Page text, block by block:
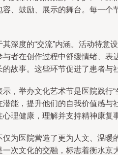
、鼓励、展示的舞台。每一
深度的“交流”内涵。活动特意
者在创作过程中舒缓情绪、
故事。这些环节促进了患者与
，举办文化艺术节是医院践
能，提升他们的自我价值感
理健康，理解并支持精神康复
为医院营造了更为人文、温
次文化的交融，标志着衡水